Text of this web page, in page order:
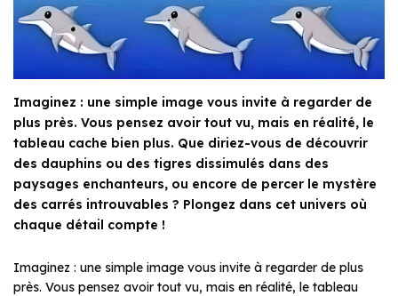
Imaginez : une simple image vous invite à regarder de
plus près. Vous pensez avoir tout vu, mais en réalité, le
tableau cache bien plus. Que diriez-vous de découvrir
des dauphins ou des tigres dissimulés dans des
paysages enchanteurs, ou encore de percer le mystère
des carrés introuvables ? Plongez dans cet univers où
chaque détail compte !
Imaginez : une simple image vous invite à regarder de plus
près. Vous pensez avoir tout vu, mais en réalité, le tableau